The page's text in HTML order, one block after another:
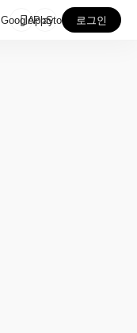
GooglePlay
AppStore 로그인